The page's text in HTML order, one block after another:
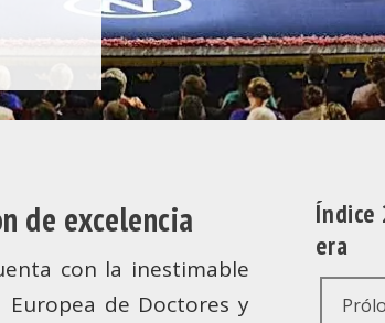
de excelencia
con la inestimable
Europea de Doctores y
Índice
era